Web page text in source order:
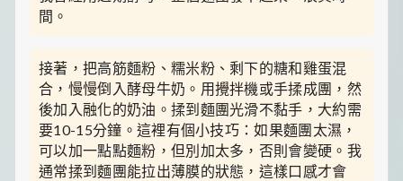
間。
接著，把高筋麵粉、糯米粉、剩下的糖和雞蛋混
合，慢慢倒入酵母牛奶。用攪拌機或手揉成團，然
後加入融化的奶油。揉到麵團光滑不黏手，大約需
要10-15分鐘。這裡有個小技巧：如果麵團太濕，
可以加一點點麵粉，但別加太多，否則會變硬。我
通常揉到麵團能拉出薄膜的狀態，這樣口感才會